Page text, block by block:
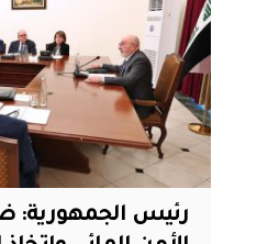
رئيس الجمهورية: